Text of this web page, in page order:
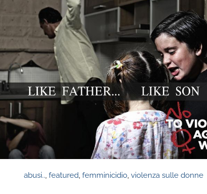
abusi.., featured, femminicidio, violenza sulle donne